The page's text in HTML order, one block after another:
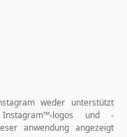
weder unterstützt
logos und -
anwendung angezeigt